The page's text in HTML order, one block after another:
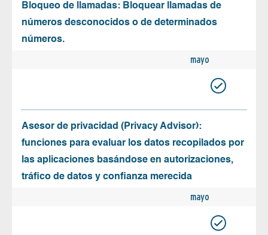
Bloqueo de llamadas: Bloquear llamadas de
números desconocidos o de determinados
números.
mayo
Asesor de privacidad (Privacy Advisor):
funciones para evaluar los datos recopilados por
las aplicaciones basándose en autorizaciones,
tráfico de datos y confianza merecida
mayo